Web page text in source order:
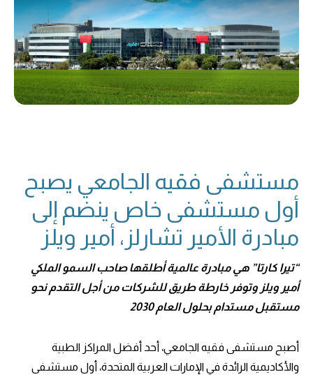
مستشفى فقيه الجامعي يصبح
أول مستشفى خاص ينضم إلى
مبادرة الأمير تشارلز، أمير ويلز
“تيرا كارتا” هي مبادرة عالمية أطلقها صاحب السمو الملكي
أمير ويلز وتوفر خارطة طريق للشركات من أجل التقدم نحو
مستقبل مستدام بحلول العام 2030
أصبح مستشفى فقيه الجامعي، أحد أفضل المراكز الطبية
والأكاديمية الرائدة في الإمارات العربية المتحدة، أول مستشفى